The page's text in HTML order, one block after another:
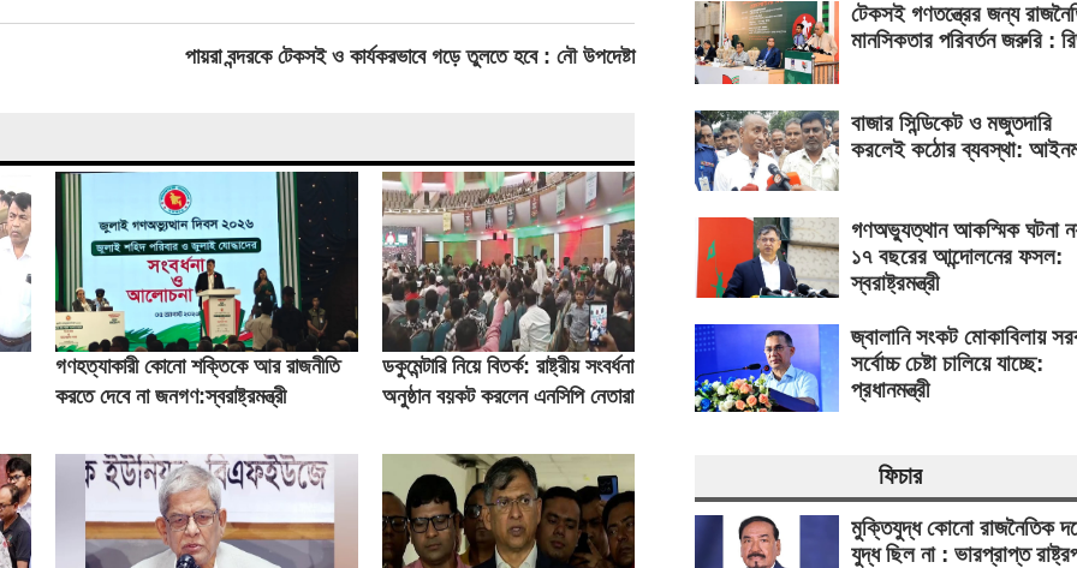
পায়রা বন্দরকে টেকসই ও কার্যকরভাবে গড়ে তুলতে হবে : নৌ উপদেষ্টা
গণহত্যাকারী কোনো শক্তিকে আর রাজনীতি
করতে দেবে না জনগণ:স্বরাষ্ট্রমন্ত্রী
ডকুমেন্টারি নিয়ে বিতর্ক: রাষ্ট্রীয় সংবর্ধনা
অনুষ্ঠান বয়কট করলেন এনসিপি নেতারা
টেকসই গণতন্ত্রের জন্য
মানসিকতার পরিবর্তন জরুরি :
বাজার সিন্ডিকেট ও মজুতদারি
করলেই কঠোর ব্যবস্থা:
গণঅভ্যুত্থান আকস্মিক ঘটনা
১৭ বছরের আন্দোলনের ফসল:
স্বরাষ্ট্রমন্ত্রী
জ্বালানি সংকট মোকাবিলায়
সর্বোচ্চ চেষ্টা চালিয়ে যাচ্ছে:
প্রধানমন্ত্রী
ফিচার
মুক্তিযুদ্ধ কোনো রাজনৈতিক
যুদ্ধ ছিল না : ভারপ্রাপ্ত